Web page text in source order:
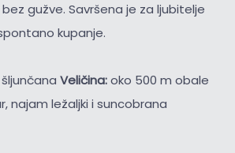
gužve. Savršena je za ljubitelje
kupanje.
Veličina:oko 500 m obale
najam ležaljki i suncobrana